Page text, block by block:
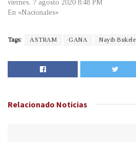
viernes, 7 agosto 2020 8:48 PM
En «Nacionales»
Tags: ASTRAM GANA Nayib Bukele
Relacionado Noticias